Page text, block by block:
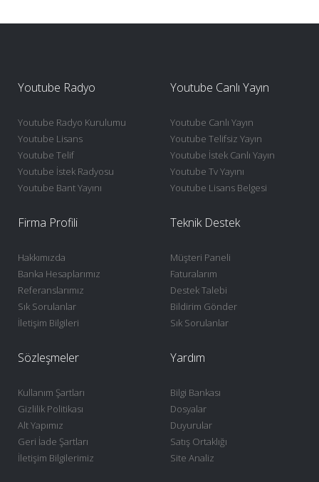
Youtube Radyo
Youtube Radyo Kurulumu
Youtube Lisans
Youtube Telif
Youtube İstek Radyosu
Youtube Bant Yayını
Youtube Canlı Yayın
Youtube Canlı Yayın
Youtube Telifsiz Yayın
Youtube İstek Canlı Yayın
Youtube Tv Yayını
Youtube Lisans Belgesi
Firma Profili
Hakkımızda
Banka Hesaplarımız
Referanslarımız
Sık Sorulanlar
İletişim Bilgileri
Teknik Destek
Müşteri Paneli
Faturalarım
Destek Talebi
Bildirim Gönder
Sık Sorulanlar
Sözleşmeler
Kullanım Şartları
Gizlilik Politikası
Alt Yapımız
Geri İade Şartları
İletişim Bilgilerimiz
Yardım
Bilgi Bankası
Dosyalar
Duyurular
Satış Ortaklığı
Site Analiz